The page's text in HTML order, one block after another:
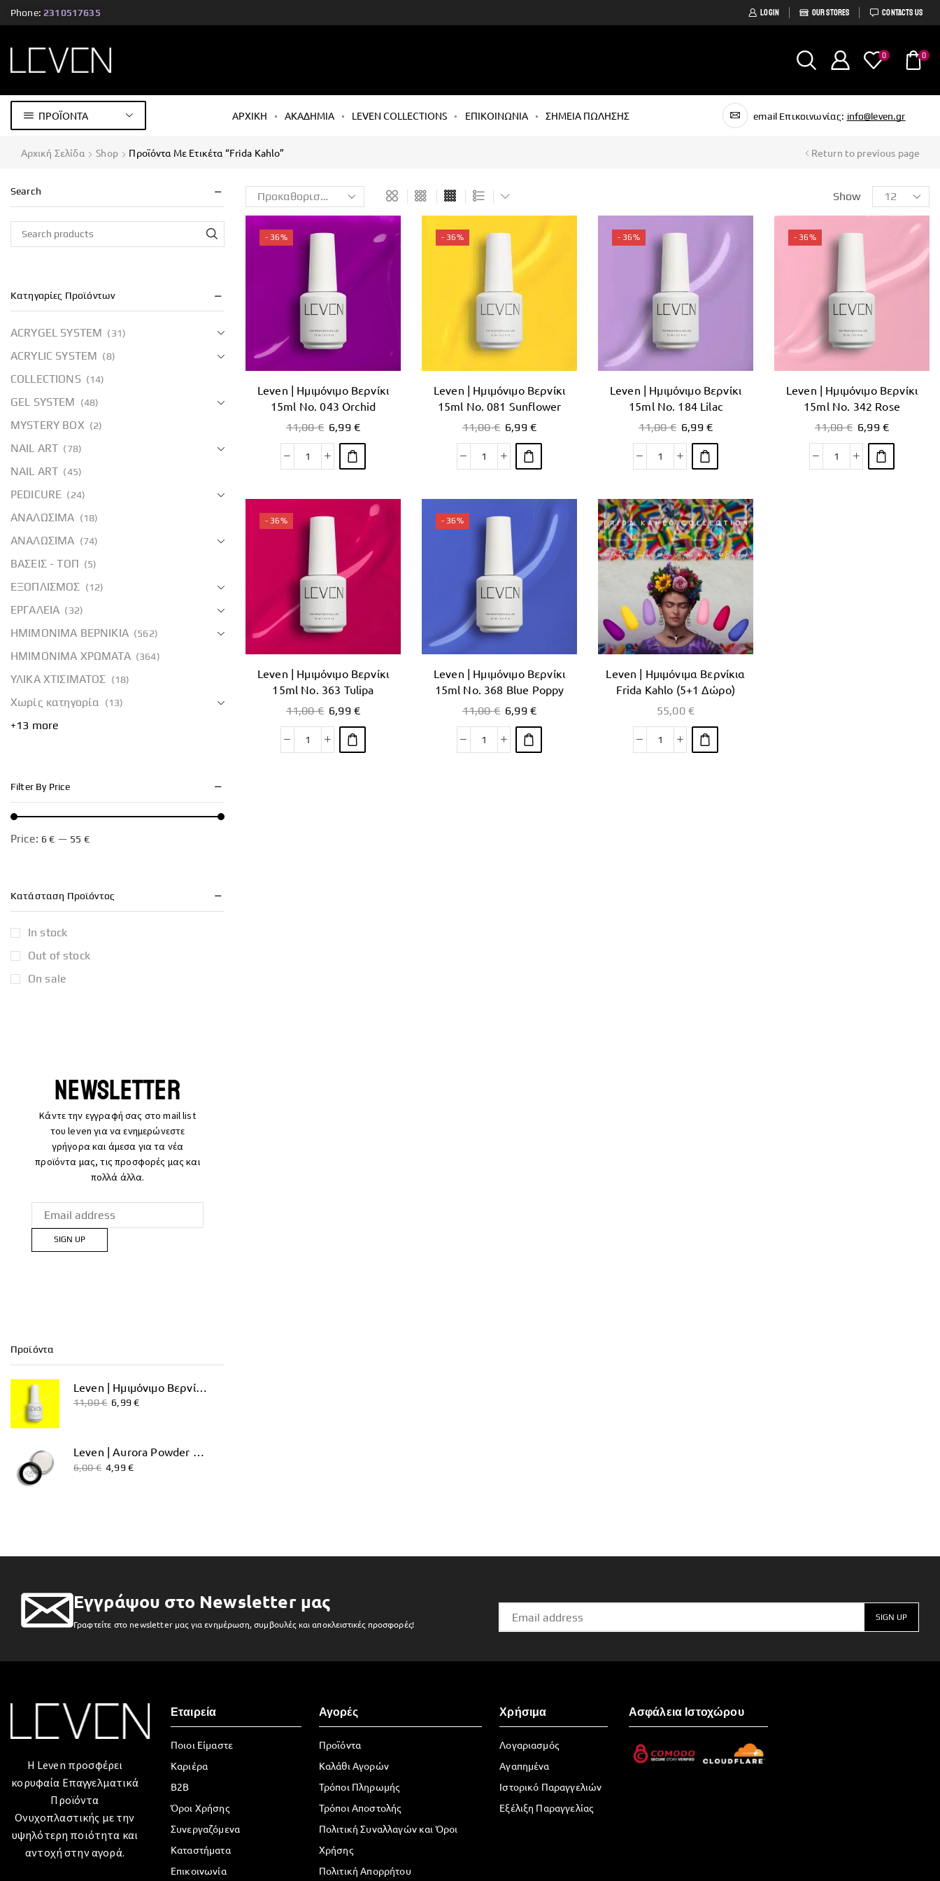
Phone: 2310517635 LOGIN OUR STORES CONTACTS US
0 0
ΠΡΟΪΟΝΤΑ ΑΡΧΙΚΗ ΑΚΑΔΗΜΙΑ LEVEN COLLECTIONS ΕΠΙΚΟΙΝΩΝΙΑ ΣΗΜΕΙΑ ΠΩΛΗΣΗΣ email Επικοινωνίας: info@leven.gr
Αρχική Σελίδα Shop Προϊόντα Με Ετικέτα “Frida Kahlo” Return to previous page
Show
- 36%
Leven | Ημιμόνιμο Βερνίκι
15ml No. 043 Orchid
11,00€ 6,99 €
- 36%
Leven | Ημιμόνιμο Βερνίκι
15ml No. 081 Sunflower
11,00€ 6,99 €
- 36%
Leven | Ημιμόνιμο Βερνίκι
15ml No. 184 Lilac
11,00€ 6,99 €
- 36%
Leven | Ημιμόνιμο Βερνίκι
15ml No. 342 Rose
11,00€ 6,99 €
- 36%
Leven | Ημιμόνιμο Βερνίκι
15ml No. 363 Tulipa
11,00€ 6,99 €
- 36%
Leven | Ημιμόνιμο Βερνίκι
15ml No. 368 Blue Poppy
11,00€ 6,99 €
Leven | Ημιμόνιμα Βερνίκια
Frida Kahlo (5+1 Δώρο)
55,00 €
Search
Κατηγορίες Προϊόντων
ACRYGEL SYSTEM (31)
ACRYLIC SYSTEM (8)
COLLECTIONS (14)
GEL SYSTEM (48)
MYSTERY BOX (2)
NAIL ART (78)
NAIL ART (45)
PEDICURE (24)
ΑΝΑΛΩΣΙΜΑ (18)
ΑΝΑΛΩΣΙΜΑ (74)
ΒΑΣΕΙΣ - ΤΟΠ (5)
ΕΞΟΠΛΙΣΜΟΣ (12)
ΕΡΓΑΛΕΙΑ (32)
ΗΜΙΜΟΝΙΜΑ ΒΕΡΝΙΚΙΑ (562)
ΗΜΙΜΟΝΙΜΑ ΧΡΩΜΑΤΑ (364)
ΥΛΙΚΑ ΧΤΙΣΙΜΑΤΟΣ (18)
Χωρίς κατηγορία (13)
+13 more
Filter By Price
Price: 6 € — 55 €
Κατάσταση Προϊόντος
In stock
Out of stock
On sale
Newsletter
Κάντε την εγγραφή σας στο mail list
του leven για να ενημερώνεστε
γρήγορα και άμεσα για τα νέα
προϊόντα μας, τις προσφορές μας και
πολλά άλλα.
Προϊόντα
Leven | Ημιμόνιμο Βερνίκι 15ml No. 218 Neon Yellow
11,00€ 6,99€
Leven | Aurora Powder No. 05
6,00€ 4,99€
Εγγράψου στο Newsletter μας
Γραφτείτε στο newsletter μας για ενημέρωση, συμβουλές και αποκλειστικές προσφορές!
Η Leven προσφέρει
κορυφαία Επαγγελματικά
Προϊόντα
Ονυχοπλαστικής με την
υψηλότερη ποιότητα και
αντοχή στην αγορά.
Εταιρεία
Ποιοι Είμαστε
Καριέρα
B2B
Όροι Χρήσης
Συνεργαζόμενα
Καταστήματα
Επικοινωνία
Αγορές
Προϊόντα
Καλάθι Αγορών
Τρόποι Πληρωμής
Τρόποι Αποστολής
Πολιτική Συναλλαγών και Όροι
Χρήσης
Πολιτική Απορρήτου
Χρήσιμα
Λογαριασμός
Αγαπημένα
Ιστορικό Παραγγελιών
Εξέλιξη Παραγγελίας
Ασφάλεια Ιστοχώρου